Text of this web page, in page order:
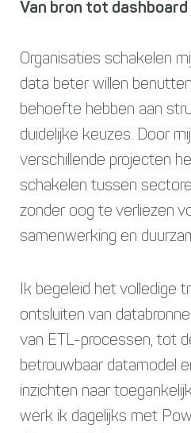
Van bron tot dashboard
Organisaties schakelen
data beter willen
behoefte hebben aan
duidelijke keuzes. Door
verschillende projecten
schakelen tussen
zonder oog te verliezen
samenwerking en
Ik begeleid het volledige
ontsluiten van
van ETL-processen, tot
betrouwbaar datamodel
inzichten naar
werk ik dagelijks met